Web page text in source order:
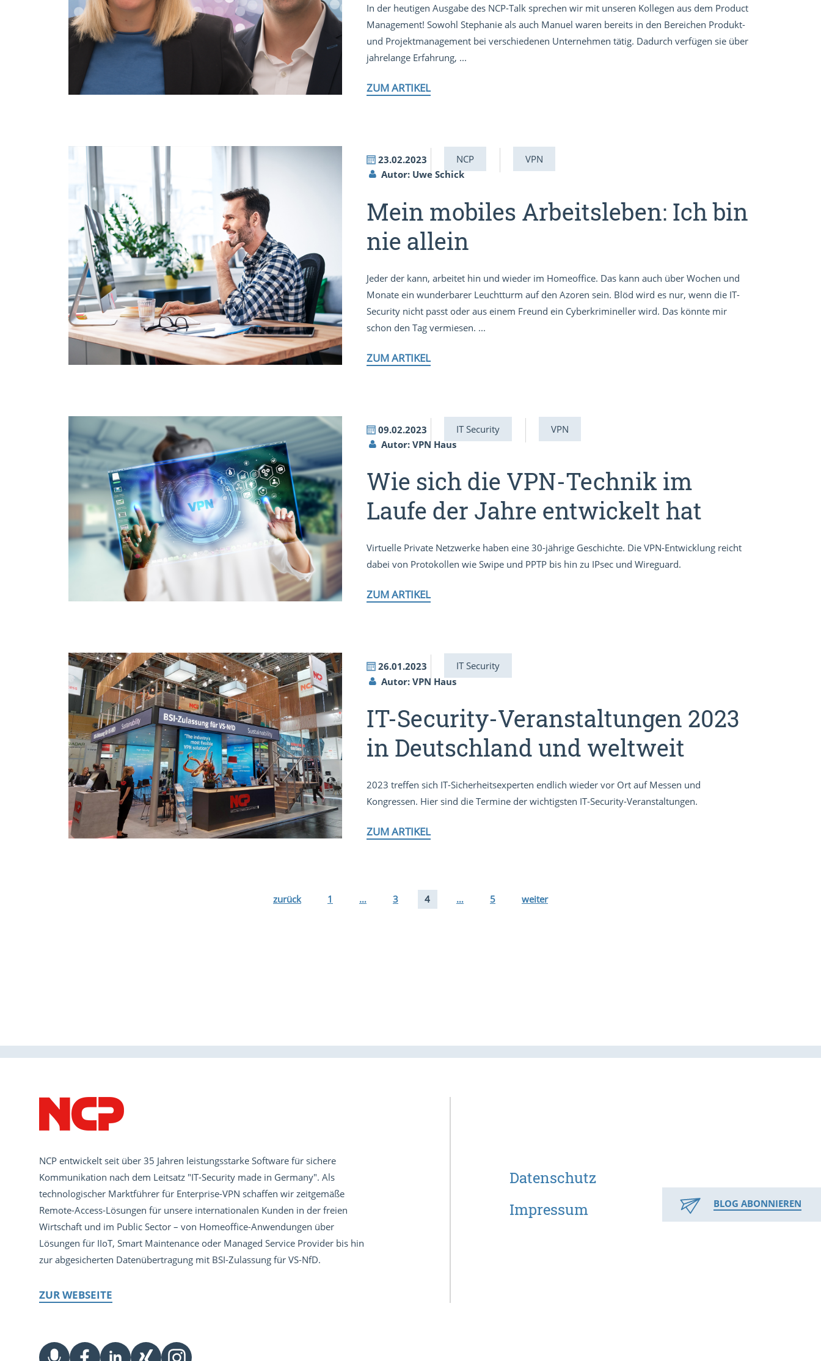
BLOG ABONNIEREN
In der heutigen Ausgabe des NCP-Talk sprechen wir mit unseren Kollegen aus dem Product
Management! Sowohl Stephanie als auch Manuel waren bereits in den Bereichen Produkt-
und Projektmanagement bei verschiedenen Unternehmen tätig. Dadurch verfügen sie über
jahrelange Erfahrung, ...
ZUM ARTIKEL
23.02.2023 NCP
VPN
Autor: Uwe Schick
Mein mobiles Arbeitsleben: Ich bin
nie allein
Jeder der kann, arbeitet hin und wieder im Homeoffice. Das kann auch über Wochen und
Monate ein wunderbarer Leuchtturm auf den Azoren sein. Blöd wird es nur, wenn die IT-
Security nicht passt oder aus einem Freund ein Cyberkrimineller wird. Das könnte mir
schon den Tag vermiesen. ...
ZUM ARTIKEL
09.02.2023 IT Security
VPN
Autor: VPN Haus
Wie sich die VPN-Technik im
Laufe der Jahre entwickelt hat
Virtuelle Private Netzwerke haben eine 30-jährige Geschichte. Die VPN-Entwicklung reicht
dabei von Protokollen wie Swipe und PPTP bis hin zu IPsec und Wireguard.
ZUM ARTIKEL
26.01.2023
IT Security
Autor: VPN Haus
IT-Security-Veranstaltungen 2023
in Deutschland und weltweit
2023 treffen sich IT-Sicherheitsexperten endlich wieder vor Ort auf Messen und
Kongressen. Hier sind die Termine der wichtigsten IT-Security-Veranstaltungen.
ZUM ARTIKEL
zurück 1 … 3 4 … 5 weiter
NCP entwickelt seit über 35 Jahren leistungsstarke Software für sichere
Kommunikation nach dem Leitsatz "IT-Security made in Germany". Als
technologischer Marktführer für Enterprise-VPN schaffen wir zeitgemäße
Remote-Access-Lösungen für unsere internationalen Kunden in der freien
Wirtschaft und im Public Sector – von Homeoffice-Anwendungen über
Lösungen für IIoT, Smart Maintenance oder Managed Service Provider bis hin
zur abgesicherten Datenübertragung mit BSI-Zulassung für VS-NfD.
ZUR WEBSEITE
Datenschutz
Impressum